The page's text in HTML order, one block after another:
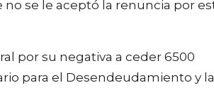
se le aceptó la renuncia por
por su negativa a ceder 6500
para el Desendeudamiento y la